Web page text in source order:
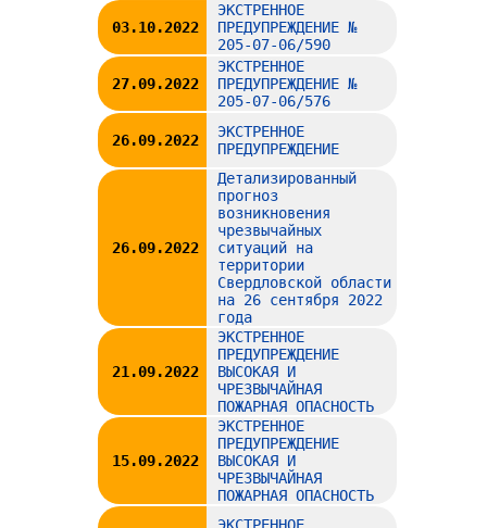
03.10.2022
ЭКСТРЕННОЕ
ПРЕДУПРЕЖДЕНИЕ №
205-07-06/590
27.09.2022
ЭКСТРЕННОЕ
ПРЕДУПРЕЖДЕНИЕ №
205-07-06/576
26.09.2022
ЭКСТРЕННОЕ
ПРЕДУПРЕЖДЕНИЕ
26.09.2022
Детализированный
прогноз
возникновения
чрезвычайных
ситуаций на
территории
Свердловской области
на 26 сентября 2022
года
21.09.2022
ЭКСТРЕННОЕ
ПРЕДУПРЕЖДЕНИЕ
ВЫСОКАЯ И
ЧРЕЗВЫЧАЙНАЯ
ПОЖАРНАЯ ОПАСНОСТЬ
15.09.2022
ЭКСТРЕННОЕ
ПРЕДУПРЕЖДЕНИЕ
ВЫСОКАЯ И
ЧРЕЗВЫЧАЙНАЯ
ПОЖАРНАЯ ОПАСНОСТЬ